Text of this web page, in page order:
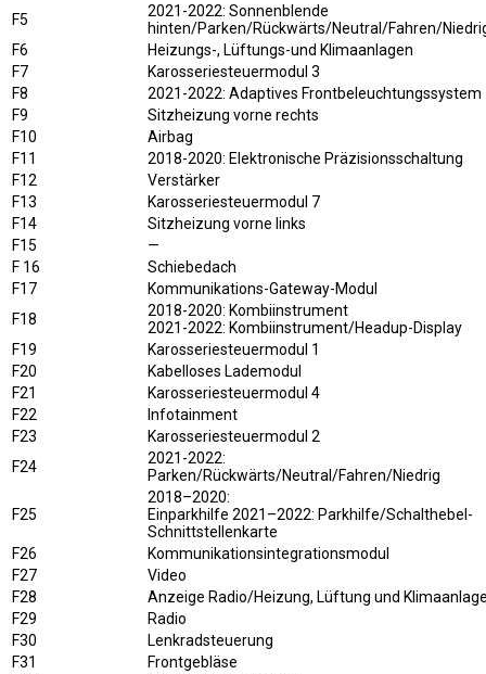
F5
2021-2022: Sonnenblende
hinten/Parken/Rückwärts/Neutral/Fahren/
F6
Heizungs-, Lüftungs-und Klimaanlagen
F7
Karosseriesteuermodul 3
F8
2021-2022: Adaptives Frontbeleuchtungssystem
F9
Sitzheizung vorne rechts
F10
Airbag
F11
2018-2020: Elektronische Präzisionsschaltung
F12
Verstärker
F13
Karosseriesteuermodul 7
F14
Sitzheizung vorne links
F15
—
F 16
Schiebedach
F17
Kommunikations-Gateway-Modul
F18
2018-2020: Kombiinstrument
2021-2022: Kombiinstrument/Headup-Display
F19
Karosseriesteuermodul 1
F20
Kabelloses Lademodul
F21
Karosseriesteuermodul 4
F22
Infotainment
F23
Karosseriesteuermodul 2
F24
2021-2022:
Parken/Rückwärts/Neutral/Fahren/Niedrig
F25
2018–2020:
Einparkhilfe 2021–2022: Parkhilfe/Schalthebel-
Schnittstellenkarte
F26
Kommunikationsintegrationsmodul
F27
Video
F28
Anzeige Radio/Heizung, Lüftung und
F29
Radio
F30
Lenkradsteuerung
F31
Frontgebläse